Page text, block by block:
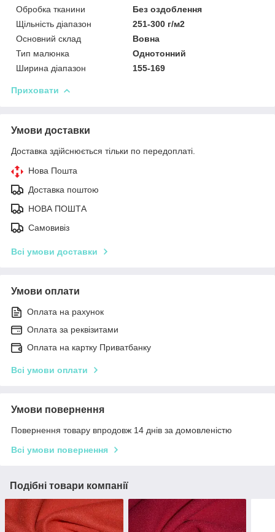
Обробка тканини
Без оздоблення
Щільність діапазон
251-300 г/м2
Основний склад
Вовна
Тип малюнка
Однотонний
Ширина діапазон
155-169
Приховати
Умови доставки
Доставка здійснюється тільки по передоплаті.
Нова Пошта
Доставка поштою
НОВА ПОШТА
Самовивіз
Всі умови доставки
Умови оплати
Оплата на рахунок
Оплата за реквізитами
Оплата на картку Приватбанку
Всі умови оплати
Умови повернення
Повернення товару впродовж 14 днів за домовленістю
Всі умови повернення
Подібні товари компанії